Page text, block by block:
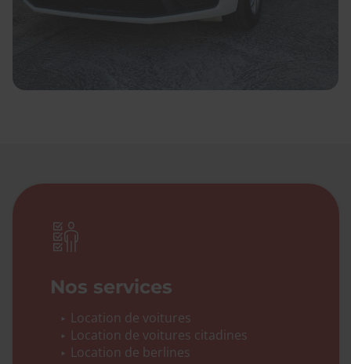
Nos services
Location de voitures
Location de voitures citadines
Location de berlines